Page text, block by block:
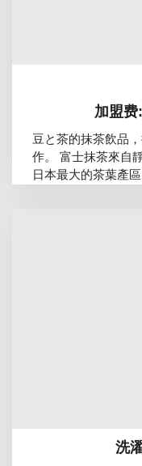
加盟
豆と茶的抹茶飲品
作。 富士抹茶來自
日本最大的茶葉產區
洗